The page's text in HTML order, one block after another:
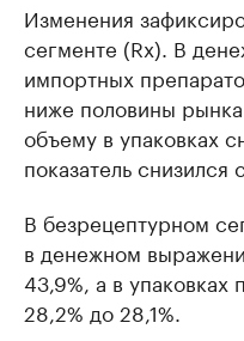
Изменения
сегменте (Rx). В
импортных
ниже половины
объему в упаковках
показатель снизился
В безрецептурном
в денежном
43,9%, а в упаковках
28,2% до 28,1%.